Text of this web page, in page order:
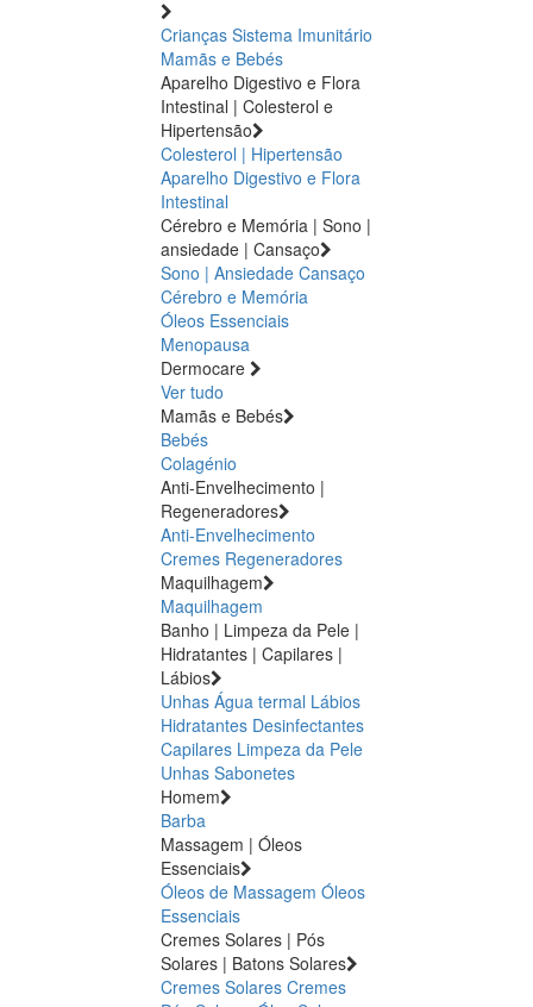
Crianças Sistema Imunitário
Mamãs e Bebés
Aparelho Digestivo e Flora
Intestinal | Colesterol e
Hipertensão
Colesterol | Hipertensão
Aparelho Digestivo e Flora
Intestinal
Cérebro e Memória | Sono |
ansiedade | Cansaço
Sono | Ansiedade Cansaço
Cérebro e Memória
Óleos Essenciais
Menopausa
Dermocare
Ver tudo
Mamãs e Bebés
Bebés
Colagénio
Anti-Envelhecimento |
Regeneradores
Anti-Envelhecimento
Cremes Regeneradores
Maquilhagem
Maquilhagem
Banho | Limpeza da Pele |
Hidratantes | Capilares |
Lábios
Unhas Água termal Lábios
Hidratantes Desinfectantes
Capilares Limpeza da Pele
Unhas Sabonetes
Homem
Barba
Massagem | Óleos
Essenciais
Óleos de Massagem Óleos
Essenciais
Cremes Solares | Pós
Solares | Batons Solares
Cremes Solares Cremes